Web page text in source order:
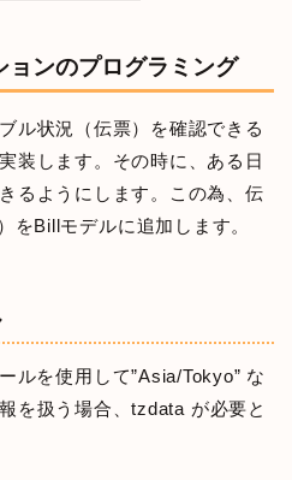
ョンのプログラミング
ル状況（伝票）を確認できる
装します。その時に、ある日
るようにします。この為、伝
をBillモデルに追加します。
ルを使用して”Asia/Tokyo” な
を扱う場合、tzdata が必要と